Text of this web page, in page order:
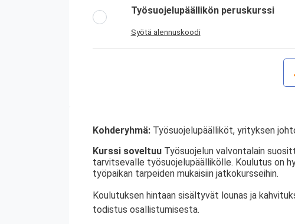
Työsuojelupäällikön peruskurssi
Syötä alennuskoodi
Kohderyhmä: Työsuojelupäälliköt, yrityksen
Kurssi soveltuu Työsuojelun valvontalain
tarvitsevalle työsuojelupäällikölle. Koulutus on
työpaikan tarpeiden mukaisiin jatkokursseihin.
Koulutuksen hintaan sisältyvät lounas ja
todistus osallistumisesta.